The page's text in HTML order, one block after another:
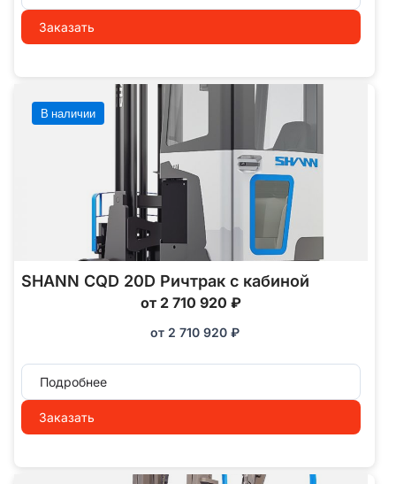
Заказать
В наличии
SHANN CQD 20D Ричтрак с кабиной
от 2 710 920 ₽
от 2 710 920 ₽
Подробнее
Заказать